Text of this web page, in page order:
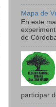
Mapa de
En este
de
participar